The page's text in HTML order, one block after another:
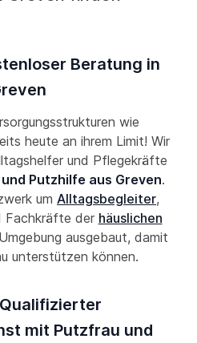
Beratung in
wie
heute an ihrem Limit! Wir
und Pflegekräfte
Putzhilfe aus Greven.
um Alltagsbegleiter,
Fachkräfte der häuslichen
ausgebaut, damit
unterstützen können.
mit Putzfrau und